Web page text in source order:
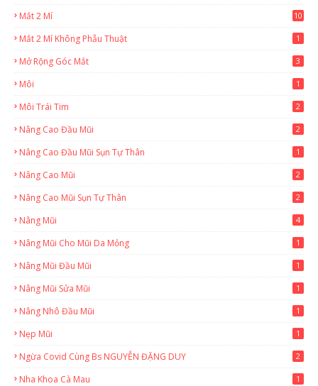
Mắt 2 Mí 10
Mắt 2 Mí Không Phẫu Thuật 1
Mở Rộng Góc Mắt 3
Môi 1
Môi Trái Tim 2
Nâng Cao Đầu Mũi 2
Nâng Cao Đầu Mũi Sụn Tự Thân 1
Nâng Cao Mũi 2
Nâng Cao Mũi Sụn Tự Thân 2
Nâng Mũi 4
Nâng Mũi Cho Mũi Da Mỏng 1
Nâng Mũi Đầu Mũi 1
Nâng Mũi Sửa Mũi 1
Nâng Nhô Đầu Mũi 1
Nẹp Mũi 1
Ngừa Covid Cùng Bs NGUYỄN ĐẶNG DUY 2
Nha Khoa Cà Mau 1